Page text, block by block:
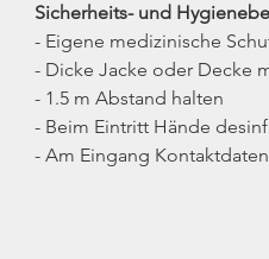
Sicherheits- und
- Eigene medizinische
- Dicke Jacke oder Decke
- 1.5 m Abstand halten
- Beim Eintritt Hände
- Am Eingang